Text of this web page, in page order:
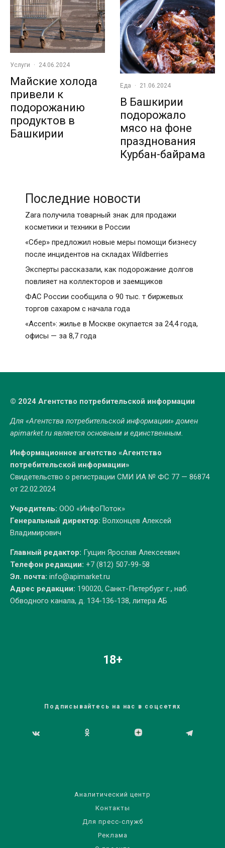
Услуги · 24.06.2024
Майские холода
привели к
подорожанию
продуктов в
Башкирии
Еда · 21.06.2024
В Башкирии
подорожало
мясо на фоне
празднования
Курбан-байрама
Последние новости
Zara получила товарный знак для продажи
косметики и техники в России
«Сбер» предложил новые меры помощи бизнесу
после инцидентов на складах Wildberries
Эксперты рассказали, как подорожание долгов
повлияет на коллекторов и заемщиков
ФАС России сообщила о 90 тыс. т биржевых
торгов сахаром с начала года
«Accent»: жилье в Москве окупается за 24,4 года,
офисы — за 8,7 года
© 2024 Агентство потребительской информации
Для «Агентства потребительской информации» домен
apimarket.ruявляется основным и единственным.
Информационное агентство «Агентство
потребительской информации»
Свидетельство о регистрации СМИ ИА № ФС 77 — 86874
от 22.02.2024
Учредитель: ООО «ИнфоПоток»
Генеральный директор: Волхонцев Алексей
Владимирович
Главный редактор: Гущин Ярослав Алексеевич
Телефон редакции: +7 (812) 507-99-58
Эл. почта: info@apimarket.ru
Адрес редакции: 190020, Санкт-Петербург г., наб.
Обводного канала, д. 134-136-138, литера АБ
18+
Подписывайтесь на нас в соцсетях
Аналитический центр
Контакты
Для пресс-служб
Реклама